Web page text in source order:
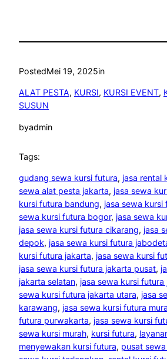
PostedMei 19, 2025in
ALAT PESTA, KURSI, KURSI EVENT,
SUSUN
byadmin
Tags:
gudang sewa kursi futura, jasa rental
sewa alat pesta jakarta, jasa sewa
kursi futura bandung, jasa sewa kursi
sewa kursi futura bogor, jasa sewa
jasa sewa kursi futura cikarang, jasa
depok, jasa sewa kursi futura
kursi futura jakarta, jasa sewa kursi
jasa sewa kursi futura jakarta pusat,
jakarta selatan, jasa sewa kursi futura
sewa kursi futura jakarta utara, jasa
karawang, jasa sewa kursi futura
futura purwakarta, jasa sewa kursi
sewa kursi murah, kursi futura,
menyewakan kursi futura, pusat